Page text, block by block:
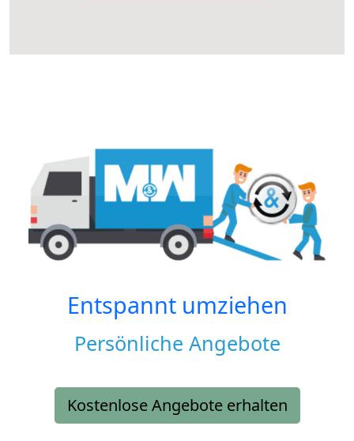
Entspannt umziehen
Persönliche Angebote
Kostenlose Angebote erhalten